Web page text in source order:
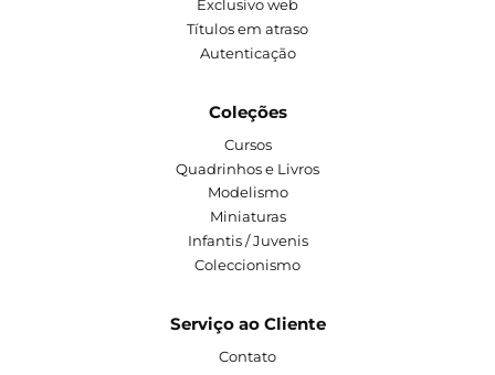
Exclusivo web
Títulos em atraso
Autenticação
Coleções
Cursos
Quadrinhos e Livros
Modelismo
Miniaturas
Infantis / Juvenis
Coleccionismo
Serviço ao Cliente
Contato